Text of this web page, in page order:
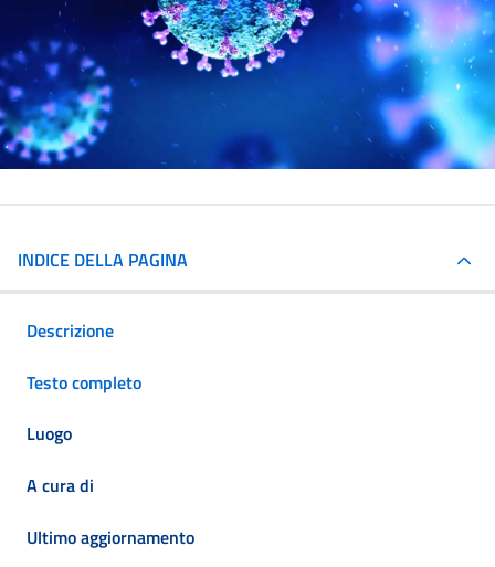
INDICE DELLA PAGINA
Descrizione
Testo completo
Luogo
A cura di
Ultimo aggiornamento